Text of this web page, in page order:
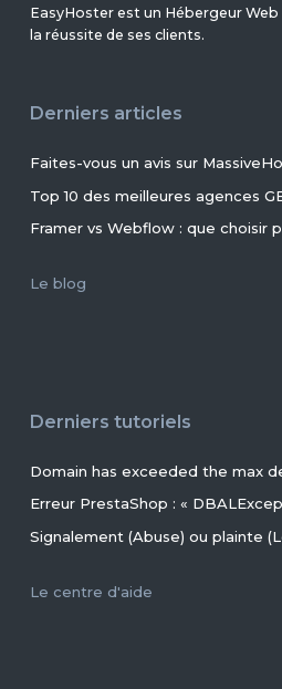
EasyHoster est un Hébergeur
la réussite de ses clients.
Derniers articles
Le blog
Derniers tutoriels
Le centre d'aide